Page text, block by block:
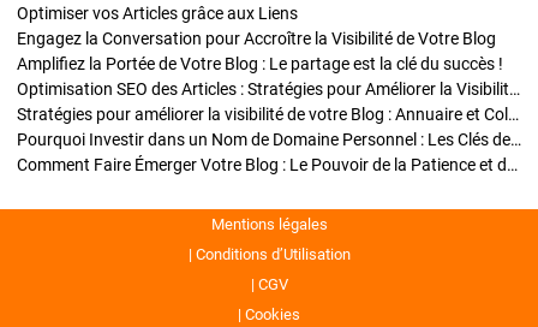
Optimiser vos Articles grâce aux Liens
Engagez la Conversation pour Accroître la Visibilité de Votre Blog
Amplifiez la Portée de Votre Blog : Le partage est la clé du succès !
Optimisation SEO des Articles : Stratégies pour Améliorer la Visibilité de Votre Blog
Stratégies pour améliorer la visibilité de votre Blog : Annuaire et Collaborations
Pourquoi Investir dans un Nom de Domaine Personnel : Les Clés de la Réussite de Votre Blog
Comment Faire Émerger Votre Blog : Le Pouvoir de la Patience et de la Persévérance
Mentions légales
Conditions d’Utilisation
CGV
Cookies